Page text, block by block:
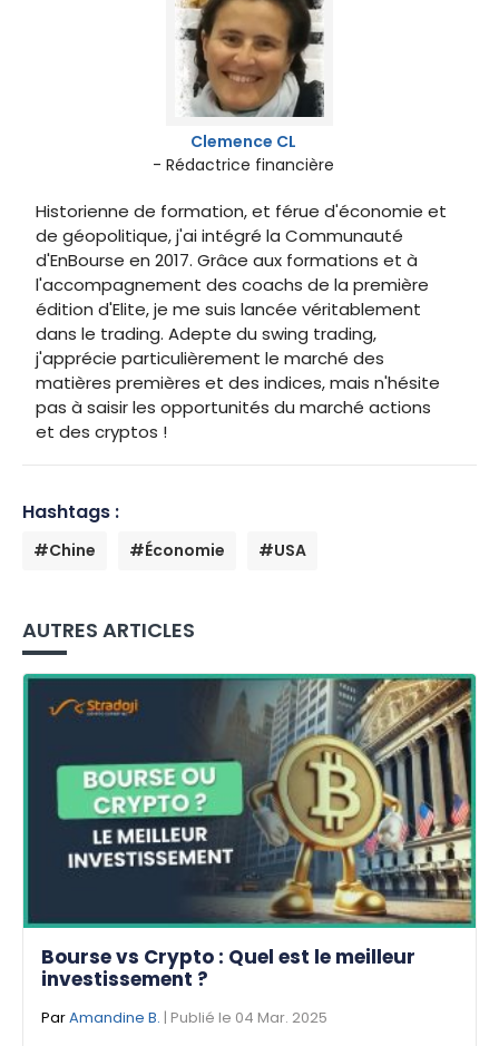
Clemence CL
- Rédactrice financière
Historienne de formation, et férue d'économie et
de géopolitique, j'ai intégré la Communauté
d'EnBourse en 2017. Grâce aux formations et à
l'accompagnement des coachs de la première
édition d'Elite, je me suis lancée véritablement
dans le trading. Adepte du swing trading,
j'apprécie particulièrement le marché des
matières premières et des indices, mais n'hésite
pas à saisir les opportunités du marché actions
et des cryptos !
Hashtags :
#Chine #Économie #USA
AUTRES ARTICLES
Bourse vs Crypto : Quel est le meilleur
investissement ?
ParAmandine B. | Publié le 04 Mar. 2025